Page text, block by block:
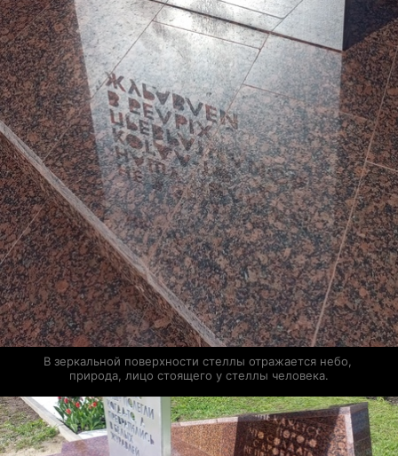
В зеркальной поверхности стеллы отражается небо,
природа, лицо стоящего у стеллы человека.